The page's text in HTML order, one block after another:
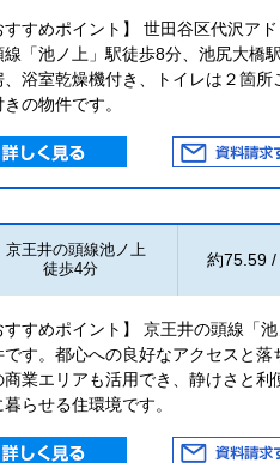
すすめポイント】 世田谷区代沢ア
線「池ノ上」駅徒歩8分、池尻大橋
、浴室乾燥機付き、トイレは２箇
きの物件です。
京王井の頭線池ノ上
徒歩4分
約75.59
すすめポイント】 京王井の頭線「
です。都心への良好なアクセスと
商業エリアも活用でき、静けさと
らせる住環境です。